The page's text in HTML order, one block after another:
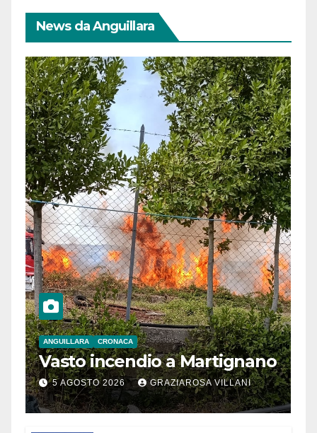
News da Anguillara
ANGUILLARA CRONACA
Vasto incendio a Martignano
5 AGOSTO 2026 GRAZIAROSA VILLANI